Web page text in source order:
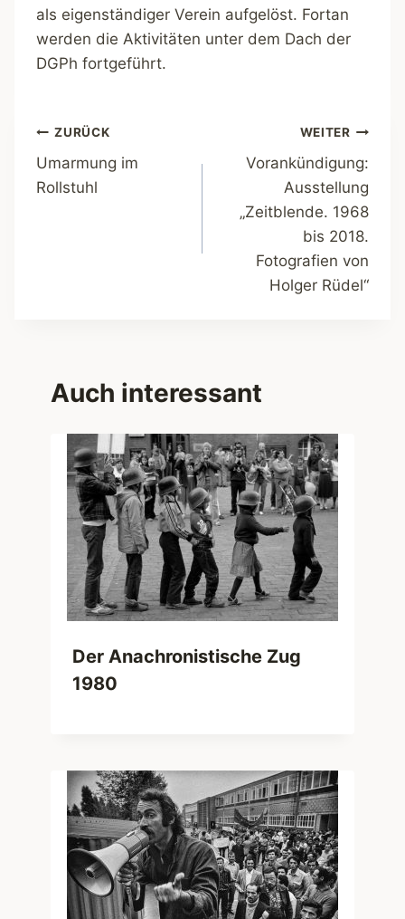
als eigenständiger Verein aufgelöst. Fortan
werden die Aktivitäten unter dem Dach der
DGPh fortgeführt.
Beitragsnavigation
ZURÜCK
Umarmung im
Rollstuhl
WEITER
Vorankündigung:
Ausstellung
„Zeitblende. 1968
bis 2018.
Fotografien von
Holger Rüdel“
Auch interessant
Der Anachronistische Zug
1980